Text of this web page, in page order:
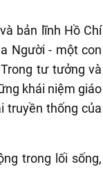
bản lĩnh Hồ Chí
Người - một con
tư tưởng và
khái niệm giáo
truyền thống của
trong lối sống,